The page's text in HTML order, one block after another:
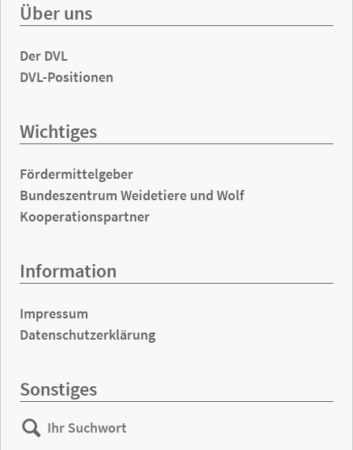
Über uns
Der DVL
DVL-Positionen
Wichtiges
Fördermittelgeber
Bundeszentrum Weidetiere und Wolf
Kooperationspartner
Information
Impressum
Datenschutzerklärung
Sonstiges
Ihr
Suchwort
Suchen